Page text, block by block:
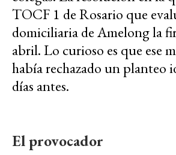
TOCF 1 de Rosario que
domiciliaria de Amelong la
abril. Lo curioso es que ese
había rechazado un planteo
días antes.
El provocador